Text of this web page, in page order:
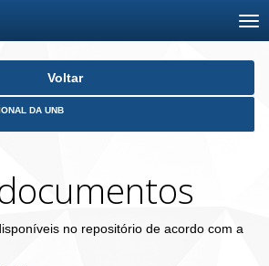
Voltar
DA UNB
no repositório de acordo com a